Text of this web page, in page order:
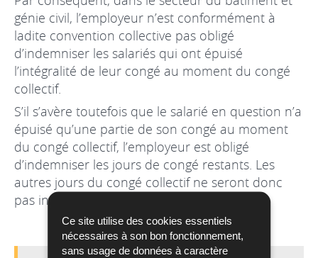
Ce site utilise des cookies essentiels
nécessaires à son bon fonctionnement,
sans usage de données à caractère
génie civil, l’employeur n’est conformément à
ladite convention collective pas obligé
d’indemniser les salariés qui ont épuisé
l’intégralité de leur congé au moment du congé
collectif.
S’il s’avère toutefois que le salarié en question n’a
épuisé qu’une partie de son congé au moment
du congé collectif, l’employeur est obligé
d’indemniser les jours de congé restants. Les
autres jours du congé collectif ne seront donc
pas indemnisés.